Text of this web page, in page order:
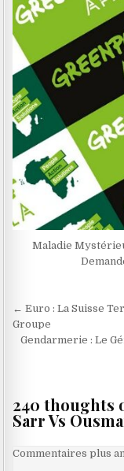
Maladie
Navigation
de
← Euro : La Suisse
Groupe
Gendarmerie : Le
240 thoughts
Sarr Vs
Navigation
Commentaires plus